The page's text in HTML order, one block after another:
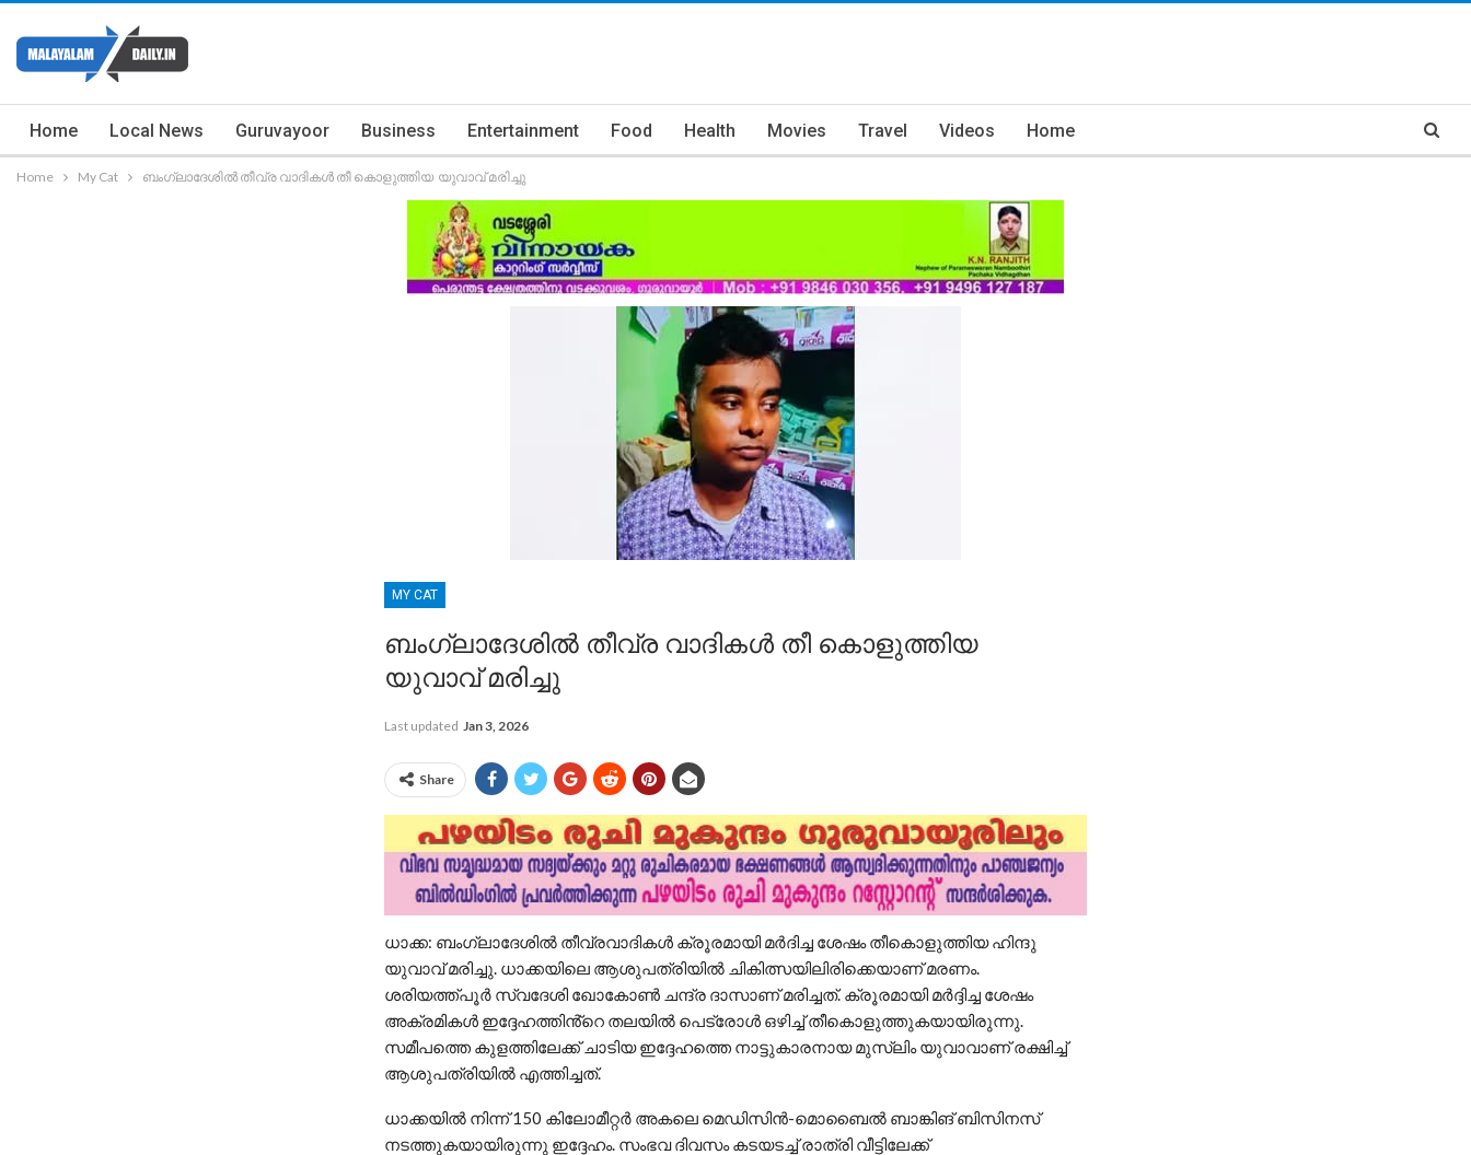
Home Local News Guruvayoor Business Entertainment Food Health Movies Travel Videos Home
Home My Cat ബംഗ്ലാദേശിൽ തീവ്ര വാദികൾ തീ കൊളുത്തിയ യുവാവ് മരിച്ചു
MY CAT
ബംഗ്ലാദേശിൽ തീവ്ര വാദികൾ തീ കൊളുത്തിയ
യുവാവ് മരിച്ചു
Last updated Jan 3, 2026
Share
ധാക്ക: ബംഗ്ലാദേശിൽ തീവ്രവാദികൾ ക്രൂരമായി മർദിച്ച ശേഷം തീകൊളുത്തിയ ഹിന്ദു
യുവാവ് മരിച്ചു. ധാക്കയിലെ ആശുപത്രിയിൽ ചികിത്സയിലിരിക്കെയാണ് മരണം.
ശരിയത്ത്പൂർ സ്വദേശി ഖോകോൺ ചന്ദ്ര ദാസാണ് മരിച്ചത്. ക്രൂരമായി മർദ്ദിച്ച ശേഷം
അക്രമികൾ ഇദ്ദേഹത്തിൻ്റെ തലയിൽ പെട്രോൾ ഒഴിച്ച് തീകൊളുത്തുകയായിരുന്നു.
സമീപത്തെ കുളത്തിലേക്ക് ചാടിയ ഇദ്ദേഹത്തെ നാട്ടുകാരനായ മുസ്ലിം യുവാവാണ് രക്ഷിച്ച്
ആശുപത്രിയിൽ എത്തിച്ചത്.
ധാക്കയിൽ നിന്ന് 150 കിലോമീറ്റർ അകലെ മെഡിസിൻ-മൊബൈൽ ബാങ്കിങ് ബിസിനസ്
നടത്തുകയായിരുന്നു ഇദ്ദേഹം. സംഭവ ദിവസം കടയടച്ച് രാത്രി വീട്ടിലേക്ക്